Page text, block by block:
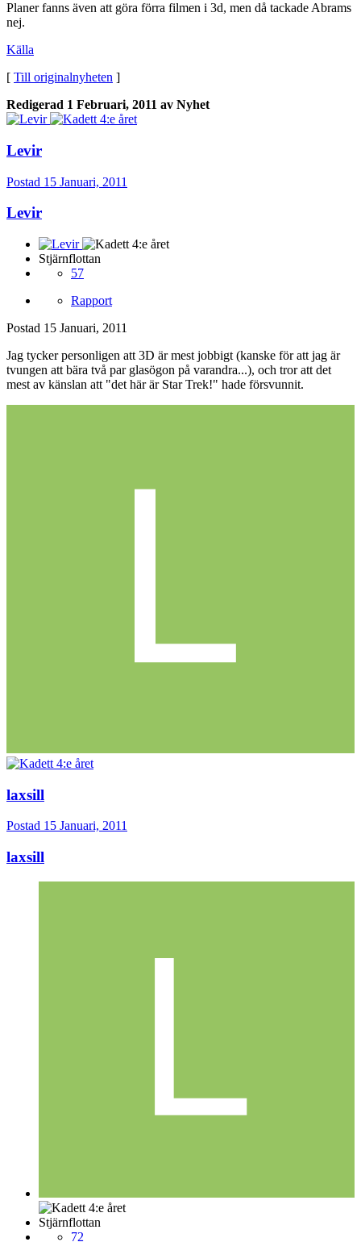
Planer fanns även att göra förra filmen i 3d, men då tackade Abrams
nej.
Källa
[ Till originalnyheten ]
Redigerad 1 Februari, 2011 av Nyhet
Levir
Postad 15 Januari, 2011
Levir
Stjärnflottan
57
Rapport
Postad 15 Januari, 2011
Jag tycker personligen att 3D är mest jobbigt (kanske för att jag är
tvungen att bära två par glasögon på varandra...), och tror att det
mest av känslan att "det här är Star Trek!" hade försvunnit.
laxsill
Postad 15 Januari, 2011
laxsill
Stjärnflottan
72